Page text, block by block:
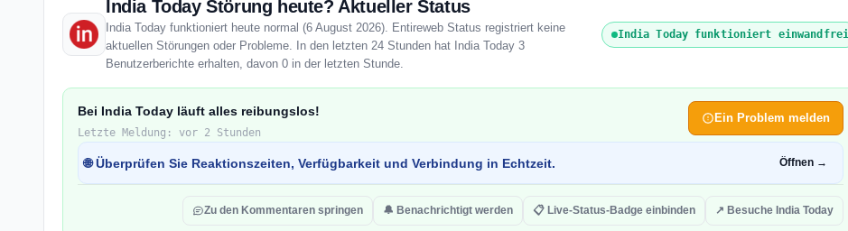
India Today Störung heute? Aktueller Status
India Today funktioniert heute normal (6 August 2026). Entireweb Status registriert keine
aktuellen Störungen oder Probleme. In den letzten 24 Stunden hat India Today 3
Benutzerberichte erhalten, davon 0 in der letzten Stunde.
India Today funktioniert einwandfrei
Bei India Today läuft alles reibungslos!
Letzte Meldung: vor 2 Stunden
Ein Problem melden
🌐 Überprüfen Sie Reaktionszeiten, Verfügbarkeit und Verbindung in Echtzeit. Öffnen →
Zu den Kommentaren springen 🔔 Benachrichtigt werden 📋 Live-Status-Badge einbinden ↗ Besuche India Today